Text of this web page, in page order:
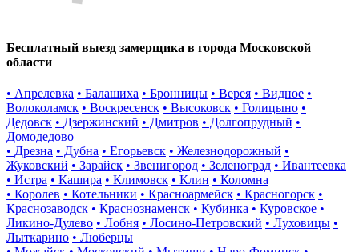
Бесплатный выезд замерщика в города Московской
области
• Апрелевка • Балашиха • Бронницы • Верея • Видное •
Волоколамск • Воскресенск • Высоковск • Голицыно •
Дедовск • Дзержинский • Дмитров • Долгопрудный •
Домодедово
• Дрезна • Дубна • Егорьевск • Железнодорожный •
Жуковский • Зарайск • Звенигород • Зеленоград • Ивантеевка
• Истра • Кашира • Климовск • Клин • Коломна
• Королев • Котельники • Красноармейск • Красногорск •
Краснозаводск • Краснознаменск • Кубинка • Куровское •
Ликино-Дулево • Лобня • Лосино-Петровский • Луховицы •
Лыткарино • Люберцы